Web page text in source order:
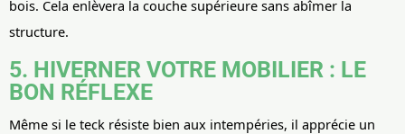
bois. Cela enlèvera la couche supérieure sans abîmer la
structure.
5. HIVERNER VOTRE MOBILIER : LE
BON RÉFLEXE
Même si le teck résiste bien aux intempéries, il apprécie un